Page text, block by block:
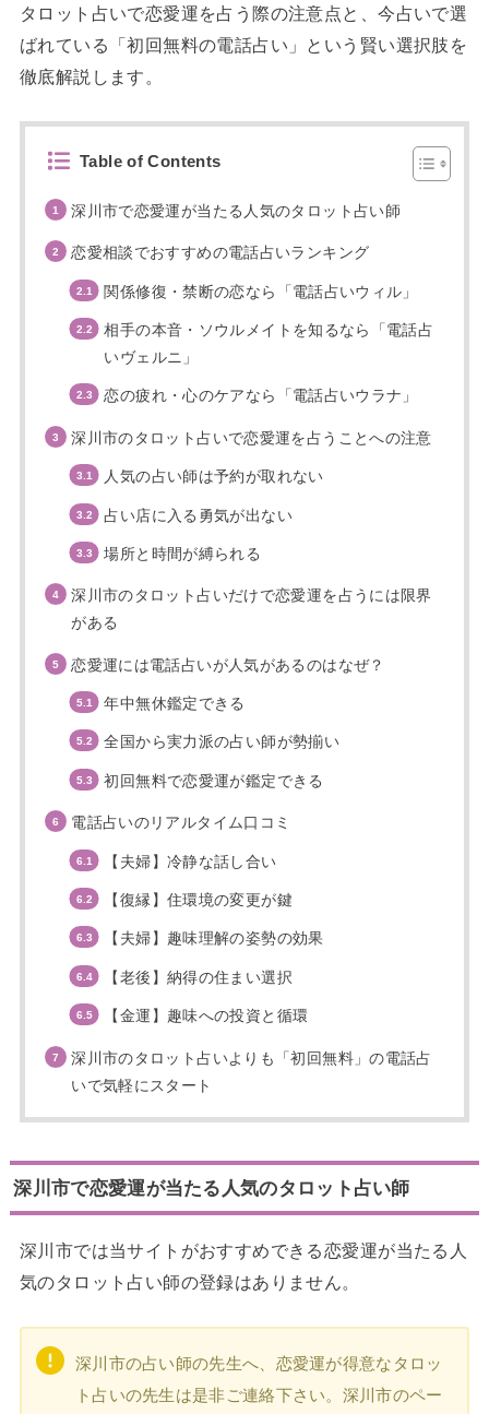
タロット占いで恋愛運を占う際の注意点と、今占いで選
ばれている「初回無料の電話占い」という賢い選択肢を
徹底解説します。
Table of Contents
深川市で恋愛運が当たる人気のタロット占い師
恋愛相談でおすすめの電話占いランキング
関係修復・禁断の恋なら「電話占いウィル」
相手の本音・ソウルメイトを知るなら「電話占
いヴェルニ」
恋の疲れ・心のケアなら「電話占いウラナ」
深川市のタロット占いで恋愛運を占うことへの注意
人気の占い師は予約が取れない
占い店に入る勇気が出ない
場所と時間が縛られる
深川市のタロット占いだけで恋愛運を占うには限界
がある
恋愛運には電話占いが人気があるのはなぜ？
年中無休鑑定できる
全国から実力派の占い師が勢揃い
初回無料で恋愛運が鑑定できる
電話占いのリアルタイム口コミ
【夫婦】冷静な話し合い
【復縁】住環境の変更が鍵
【夫婦】趣味理解の姿勢の効果
【老後】納得の住まい選択
【金運】趣味への投資と循環
深川市のタロット占いよりも「初回無料」の電話占
いで気軽にスタート
深川市で恋愛運が当たる人気のタロット占い師
深川市では当サイトがおすすめできる恋愛運が当たる人
気のタロット占い師の登録はありません。
深川市の占い師の先生へ、恋愛運が得意なタロッ
ト占いの先生は是非ご連絡下さい。深川市のペー